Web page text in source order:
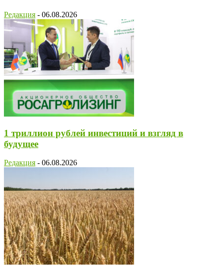
Редакция - 06.08.2026
1 триллион рублей инвестиций и взгляд в
будущее
Редакция - 06.08.2026